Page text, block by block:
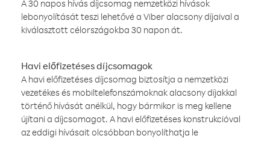
A 30 napos hívás díjcsomag nemzetközi hívások
lebonyolítását teszi lehetővé a Viber alacsony díjaival a
kiválasztott célországokba 30 napon át.
Havi előfizetéses díjcsomagok
A havi előfizetéses díjcsomag biztosítja a nemzetközi
vezetékes és mobiltelefonszámoknak alacsony díjakkal
történő hívását anélkül, hogy bármikor is meg kellene
újítani a díjcsomagot. A havi előfizetéses konstrukcióval
az eddigi hívásait olcsóbban bonyolíthatja le